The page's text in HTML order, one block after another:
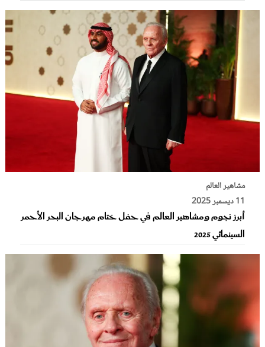
مشاهير العالم
11 ديسمبر 2025
أبرز نجوم ومشاهير العالم في حفل ختام مهرجان البحر الأحمر
السينمائي 2025